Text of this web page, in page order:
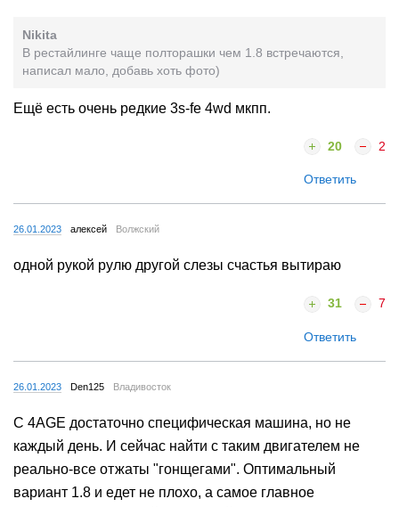
Nikita
В рестайлинге чаще полторашки чем 1.8 встречаются,
написал мало, добавь хоть фото)
Ещё есть очень редкие 3s-fe 4wd мкпп.
20 2
Ответить
26.01.2023 алексей Волжский
одной рукой рулю другой слезы счастья вытираю
31 7
Ответить
26.01.2023 Den125 Владивосток
С 4АGE достаточно специфическая машина, но не
каждый день. И сейчас найти с таким двигателем не
реально-все отжаты "гонщегами". Оптимальный
вариант 1.8 и едет не плохо, а самое главное